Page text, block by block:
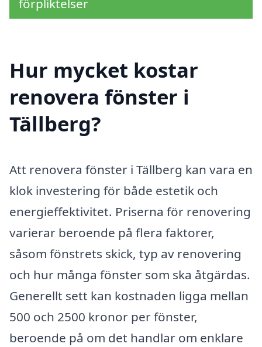
förpliktelser
Hur mycket kostar
renovera fönster i
Tällberg?
Att renovera fönster i Tällberg kan vara en
klok investering för både estetik och
energieffektivitet. Priserna för renovering
varierar beroende på flera faktorer,
såsom fönstrets skick, typ av renovering
och hur många fönster som ska åtgärdas.
Generellt sett kan kostnaden ligga mellan
500 och 2500 kronor per fönster,
beroende på om det handlar om enklare